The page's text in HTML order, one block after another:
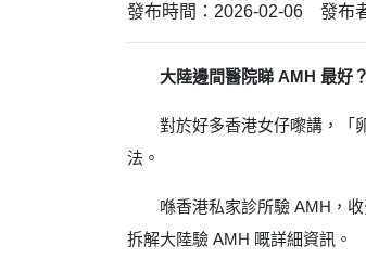
發布時間：2026-02-06 發布
大陸邊間醫院睇 AMH 最好
對於好多香港女仔嚟講，「
法。
喺香港私家診所驗 AMH，
拆解大陸驗 AMH 嘅詳細資訊。